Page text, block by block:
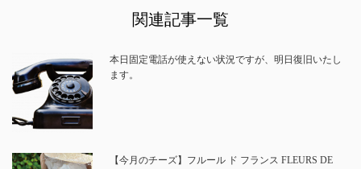
関連記事一覧
本日固定電話が使えない状況ですが、明日復旧いたし
ます。
【今月のチーズ】フルール ド フランス FLEURS DE